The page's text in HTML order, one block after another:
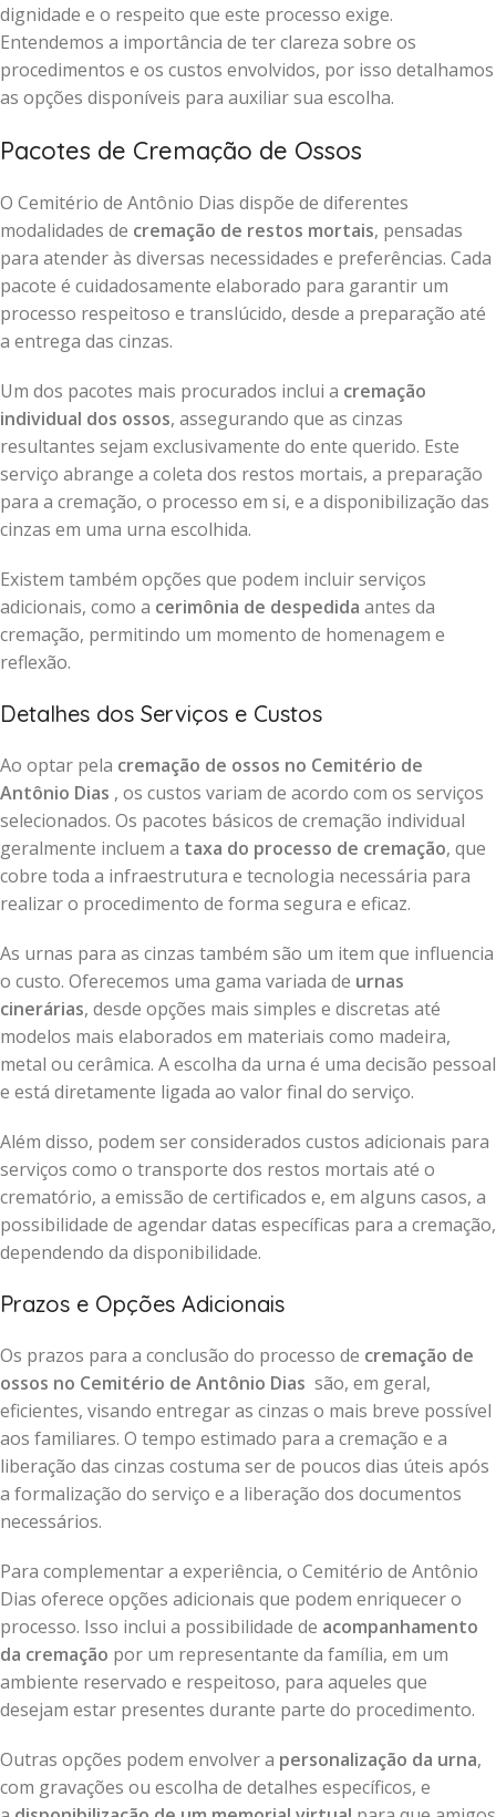
dignidade e o respeito que este processo exige.
Entendemos a importância de ter clareza sobre os
procedimentos e os custos envolvidos, por isso detalhamos
as opções disponíveis para auxiliar sua escolha.
Pacotes de Cremação de Ossos
O Cemitério de Antônio Dias dispõe de diferentes
modalidades de cremação de restos mortais, pensadas
para atender às diversas necessidades e preferências. Cada
pacote é cuidadosamente elaborado para garantir um
processo respeitoso e translúcido, desde a preparação até
a entrega das cinzas.
Um dos pacotes mais procurados inclui a cremação
individual dos ossos, assegurando que as cinzas
resultantes sejam exclusivamente do ente querido. Este
serviço abrange a coleta dos restos mortais, a preparação
para a cremação, o processo em si, e a disponibilização das
cinzas em uma urna escolhida.
Existem também opções que podem incluir serviços
adicionais, como a cerimônia de despedida antes da
cremação, permitindo um momento de homenagem e
reflexão.
Detalhes dos Serviços e Custos
Ao optar pela cremação de ossos no Cemitério de
Antônio Dias , os custos variam de acordo com os serviços
selecionados. Os pacotes básicos de cremação individual
geralmente incluem a taxa do processo de cremação, que
cobre toda a infraestrutura e tecnologia necessária para
realizar o procedimento de forma segura e eficaz.
As urnas para as cinzas também são um item que influencia
o custo. Oferecemos uma gama variada de urnas
cinerárias, desde opções mais simples e discretas até
modelos mais elaborados em materiais como madeira,
metal ou cerâmica. A escolha da urna é uma decisão pessoal
e está diretamente ligada ao valor final do serviço.
Além disso, podem ser considerados custos adicionais para
serviços como o transporte dos restos mortais até o
crematório, a emissão de certificados e, em alguns casos, a
possibilidade de agendar datas específicas para a cremação,
dependendo da disponibilidade.
Prazos e Opções Adicionais
Os prazos para a conclusão do processo de cremação de
ossos no Cemitério de Antônio Dias são, em geral,
eficientes, visando entregar as cinzas o mais breve possível
aos familiares. O tempo estimado para a cremação e a
liberação das cinzas costuma ser de poucos dias úteis após
a formalização do serviço e a liberação dos documentos
necessários.
Para complementar a experiência, o Cemitério de Antônio
Dias oferece opções adicionais que podem enriquecer o
processo. Isso inclui a possibilidade de acompanhamento
da cremação por um representante da família, em um
ambiente reservado e respeitoso, para aqueles que
desejam estar presentes durante parte do procedimento.
Outras opções podem envolver a personalização da urna,
com gravações ou escolha de detalhes específicos, e